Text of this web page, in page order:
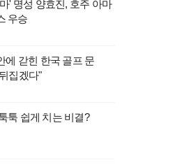
' 명성 양효진, 호주 아마
우승
에 갇힌 한국 골프 문
집겠다"
툭 쉽게 치는 비결?